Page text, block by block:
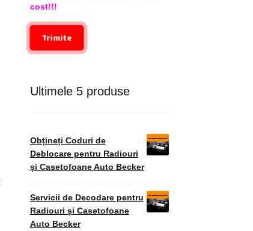
cost!!!
Trimite
Ultimele 5 produse
Obțineți Coduri de
Deblocare pentru Radiouri
și Casetofoane Auto Becker
Servicii de Decodare pentru
Radiouri și Casetofoane
Auto Becker